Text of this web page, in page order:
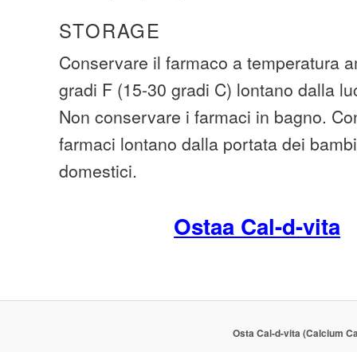
STORAGE
Conservare il farmaco a temperatura
gradi F (15-30 gradi C) lontano dalla
Non conservare i farmaci in bagno.
farmaci lontano dalla portata dei
domestici.
Ostaa Cal-d-vita
Osta Cal-d-vita (Calcium